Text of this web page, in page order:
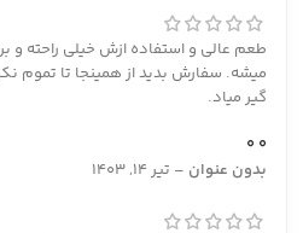
طعم عالی و استفاده ازش خیلی راحته و
میشه. سفارش بدید از همینجا تا
گیر میاد.
0
0
بدون عنوان – تیر 14, 1403